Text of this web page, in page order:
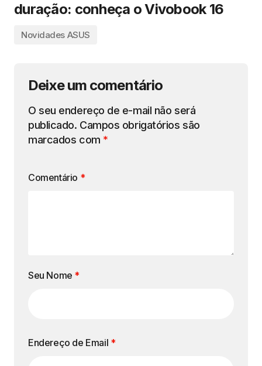
duração: conheça o Vivobook 16
Novidades ASUS
Deixe um comentário
O seu endereço de e-mail não será
publicado. Campos obrigatórios são
marcados com *
Comentário *
Seu Nome *
Endereço de Email *